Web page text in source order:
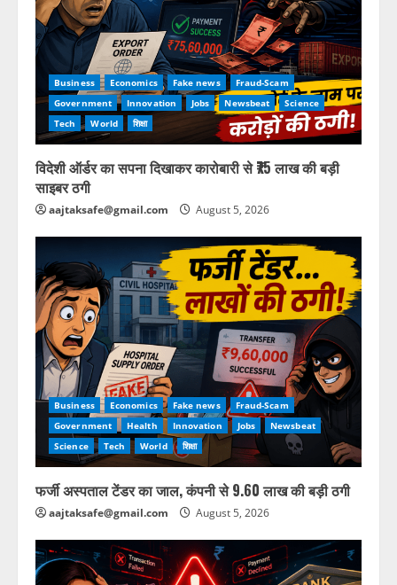
Business Economics Fake news
Fraud-Scam
Government
Innovation Jobs Newsbeat
Science
Tech
World शिक्षा
विदेशी ऑर्डर का सपना दिखाकर कारोबारी से ₹75 लाख की बड़ी
साइबर ठगी
aajtaksafe@gmail.com August 5, 2026
Business Economics Fake news
Fraud-Scam
Government
Health Innovation Jobs
Newsbeat
Science
Tech World शिक्षा
फर्जी अस्पताल टेंडर का जाल, कंपनी से 9.60 लाख की बड़ी ठगी
aajtaksafe@gmail.com August 5, 2026